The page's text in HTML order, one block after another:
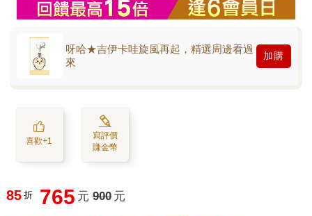
呀哈★吉伊卡哇旋風再起，精選周邊看過
來
加購
喜歡+1
寫評價
賺金幣
85 折 765 元 900 元